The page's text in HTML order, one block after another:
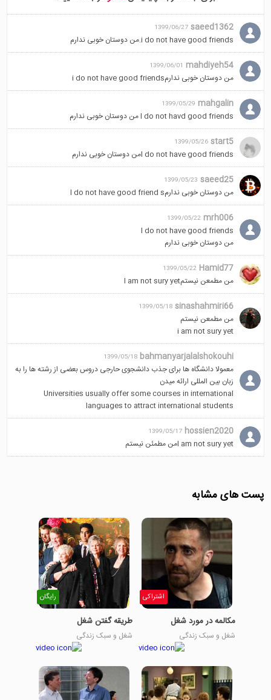
saeed1362
1399/06/27
i do not have good friends.من دوستان خوبی ندارم
mahdiyeh54
1399/06/01
من دوستان خوبی ندارمi do not have good friends
mahgalin
1399/05/29
I do not havd good friends من دوستان خوبی ندارم
start5
1399/05/26
I do not have good friendsمن دوستان خوبی ندارم
saeed25
1399/05/23
من دوستان خوبی ندارمl do not have good friend s
mrh006
1399/05/22
I do not have good friends
من دوستان خوبی ندارم
Hamid77
1399/05/22
من مطمعن نیستمl am not sury yet
sinashahmiri66
1399/05/18
من مطمعن نیستم
i am not sury yet
bahmanyarjalalshokouhi
1399/05/18
معمولا دانشگاه ها برای جذب دانشجوی حارجی دروس بعضی از رشته ها را به
زبان بین المللی ارائه میدن
Universities usually offer some courses in international
languages ​​to attract international students
hossien2020
1399/05/17
I am not sury yetمن مطمئن نیستم
پست های مشابه
اشتراکی
مکالمه در مورد شغل
شغل و سبک زندگی
رایگان
طریقه گفتن شغل
شغل و سبک زندگی